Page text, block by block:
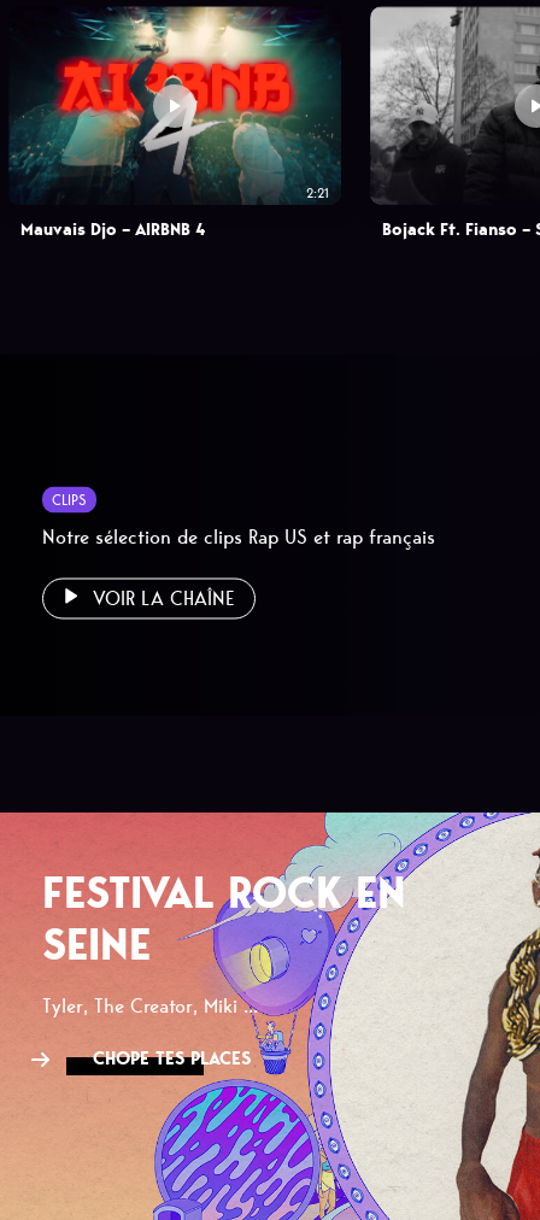
2:21
Mauvais Djo – AIRBNB 4 Bojack Ft. Fianso –
CLIPS
Notre sélection de clips Rap US et rap français
VOIR LA CHAÎNE
FESTIVAL ROCK EN
SEINE
Tyler, The Creator, Miki ...
CHOPE TES PLACES